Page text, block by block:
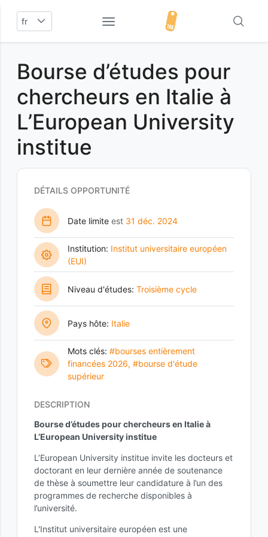
fr
Bourse d’études pour
chercheurs en Italie à
L’European University
institue
DÉTAILS OPPORTUNITÉ
Date limite est 31 déc. 2024
Institution: Institut universitaire européen
(EUI)
Niveau d'études: Troisième cycle
Pays hôte: Italie
Mots clés: #bourses entièrement
financées 2026, #bourse d'étude
supérieur
DESCRIPTION
Bourse d’études pour chercheurs en Italie à
L’European University institue
L’European University institue invite les docteurs et
doctorant en leur dernière année de soutenance
de thèse à soumettre leur candidature à l’un des
programmes de recherche disponibles à
l’université.
L'Institut universitaire européen est une